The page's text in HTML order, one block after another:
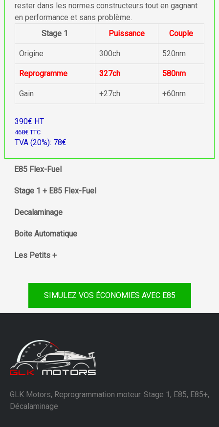
rester dans les normes constructeurs tout en gagnant
en performance et sans problème.
Stage 1
Puissance Couple
Origine 300ch 520nm
Reprogramme 327ch 580nm
Gain +27ch +60nm
390€ HT
468€ TTC
TVA (20%): 78€
E85 Flex-Fuel
Stage 1 + E85 Flex-Fuel
Decalaminage
Boite Automatique
Les Petits +
SIMULEZ VOS ÉCONOMIES AVEC E85
GLK Motors, Reprogrammation moteur. Stage 1, E85, E85+,
Décalaminage